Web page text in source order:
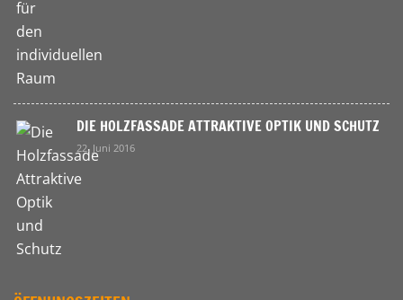
DIE HOLZFASSADE ATTRAKTIVE OPTIK UND SCHUTZ
22. Juni 2016